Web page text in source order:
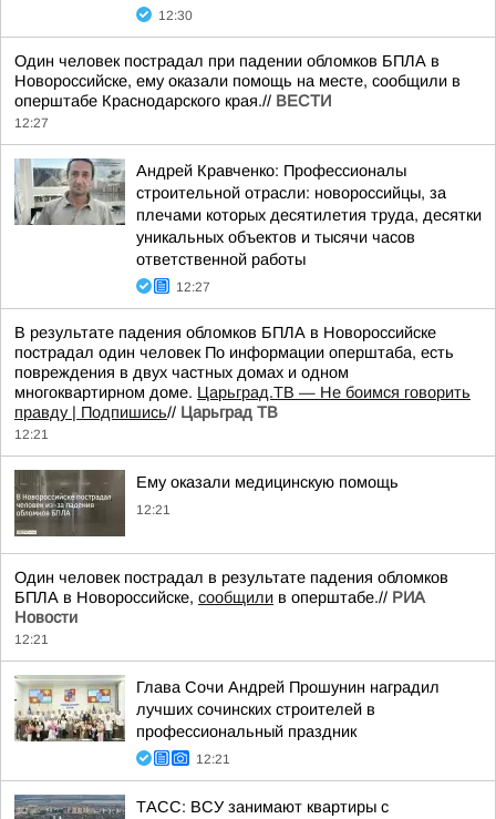
12:30
Один человек пострадал при падении обломков БПЛА в
Новороссийске, ему оказали помощь на месте, сообщили в
оперштабе Краснодарского края.// ВЕСТИ
12:27
Андрей Кравченко: Профессионалы
строительной отрасли: новороссийцы, за
плечами которых десятилетия труда, десятки
уникальных объектов и тысячи часов
ответственной работы
12:27
В результате падения обломков БПЛА в Новороссийске
пострадал один человек По информации оперштаба, есть
повреждения в двух частных домах и одном
многоквартирном доме. Царьград.ТВ — Не боимся говорить
правду | Подпишись// Царьград ТВ
12:21
Ему оказали медицинскую помощь
12:21
Один человек пострадал в результате падения обломков
БПЛА в Новороссийске, сообщили в оперштабе.// РИА
Новости
12:21
Глава Сочи Андрей Прошунин наградил
лучших сочинских строителей в
профессиональный праздник
12:21
ТАСС: ВСУ занимают квартиры с